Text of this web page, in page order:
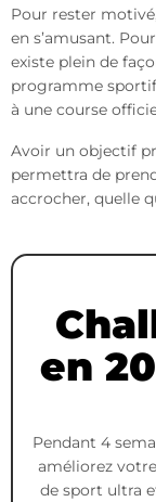
Pour rester
en s’amusant.
existe plein de
programme
à une course
Avoir un objectif
permettra de
accrocher, quelle
en
Pendant 4
améliorez
de sport ultra